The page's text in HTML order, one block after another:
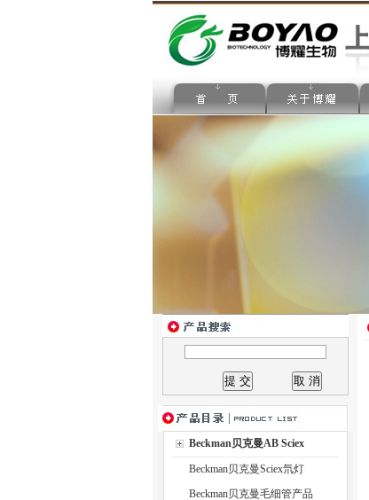
Beckman贝克曼AB Sciex
Beckman贝克曼Sciex氘灯
Beckman贝克曼毛细管产品